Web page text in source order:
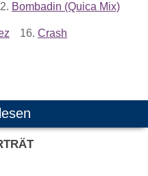
Bombadin (Quica Mix)
16. Crash